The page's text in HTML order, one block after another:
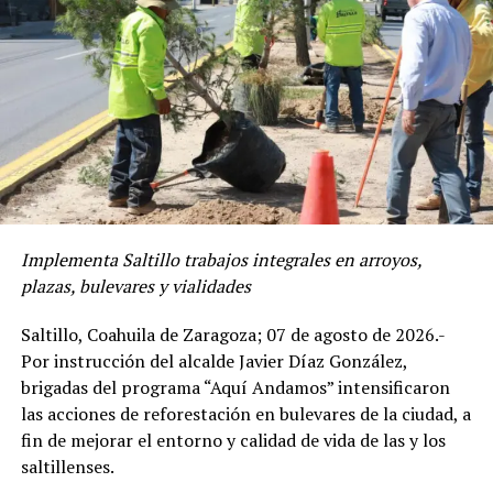
que se tiene con el gobernador Manolo Jiménez Salinas,
el cual ha sido fundamental para que la capital de
Coahuila sea líder nacional en competitividad y
seguridad.
“Tenemos una tasa de formalidad bastante alta, somos
la ciudad más competitiva y la capital más segura del
país. Con el gobernador prácticamente es una
coordinación en todos los temas para poder hacer de
Después de tomar protesta a las y los integrantes del
unanimidad a Manuel González Zozaya como presidente
del mismo.
“Los exhorto a que todas las decisiones que tomemos
dentro del Consejo se hagan con el criterio de beneficiar
a la ciudad y que todas las propuestas sean en beneficio
Implementa Saltillo trabajos integrales en arroyos,
plazas, bulevares y vialidades
Saltillo, Coahuila de Zaragoza; 07 de agosto de 2026.-
Por instrucción del alcalde Javier Díaz González,
brigadas del programa “Aquí Andamos” intensificaron
las acciones de reforestación en bulevares de la ciudad, a
fin de mejorar el entorno y calidad de vida de las y los
saltillenses.